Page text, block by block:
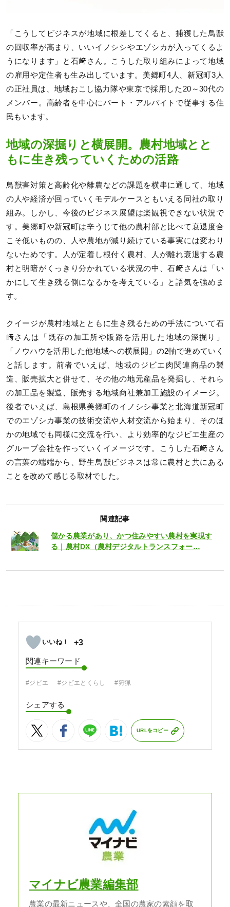
「こうしてビジネスが地域に根差してくると、捕獲した鳥獣
の回収率が高まり、いいイノシシやエゾシカが入ってくるよ
うになります」と石﨑さん。こうした取り組みによって地域
の雇用や定住者も生み出しています。美郷町4人、新冠町3人
の正社員は、地域おこし協力隊や東京で採用した20～30代の
メンバー。高齢者を中心にパート・アルバイトで従事する住
民もいます。
地域の深掘りと横展開。農村地域とと
もに生き残っていくための活路
鳥獣害対策と高齢化や離農などの課題を横串に通して、地域
の人や経済が回っていくモデルケースともいえる同社の取り
組み。しかし、今後のビジネス展望は楽観視できない状況で
す。美郷町や新冠町は辛うじて他の農村部と比べて衰退度合
こそ低いものの、人や農地が減り続けている事実には変わり
ないためです。人が定着し根付く農村、人が離れ衰退する農
村と明暗がくっきり分かれている状況の中、石﨑さんは「い
かにして生き残る側になるかを考えている」と語気を強めま
す。
クイージが農村地域とともに生き残るための手法について石
﨑さんは「既存の加工所や販路を活用した地域の深掘り」
「ノウハウを活用した他地域への横展開」の2軸で進めていく
と話します。前者でいえば、地域のジビエ肉関連商品の製
造、販売拡大と併せて、その他の地元産品を発掘し、それら
の加工品を製造、販売する地域商社兼加工施設のイメージ。
後者でいえば、島根県美郷町のイノシシ事業と北海道新冠町
でのエゾシカ事業の技術交流や人材交流から始まり、そのほ
かの地域でも同様に交流を行い、より効率的なジビエ生産の
グループ会社を作っていくイメージです。こうした石﨑さん
の言葉の端端から、野生鳥獣ビジネスは常に農村と共にある
ことを改めて感じる取材でした。
関連記事
儲かる農業があり、かつ住みやすい農村を実現す
る｜農村DX（農村デジタルトランスフォー…
+3
関連キーワード
#ジビエ #ジビエとくらし #狩猟
シェアする
URLをコピー
マイナビ農業編集部
農業の最新ニュースや、全国の農家の素顔を取